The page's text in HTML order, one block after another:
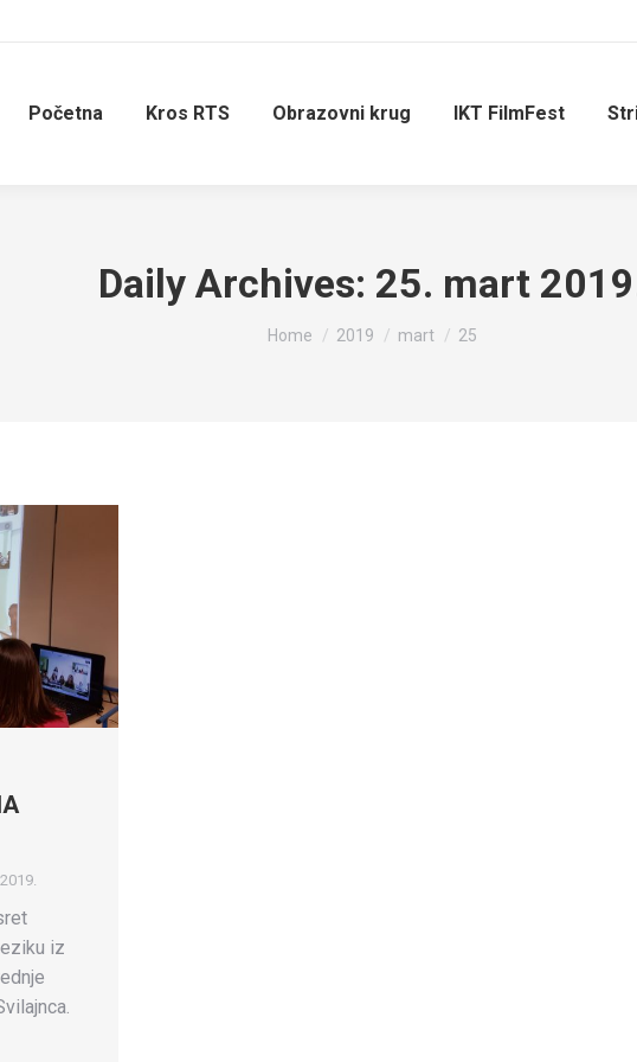
Početna Kros RTS Obrazovni krug IKT FilmFest
Daily Archives: 25. mart
You are here:
Home 2019 mart 25
iz